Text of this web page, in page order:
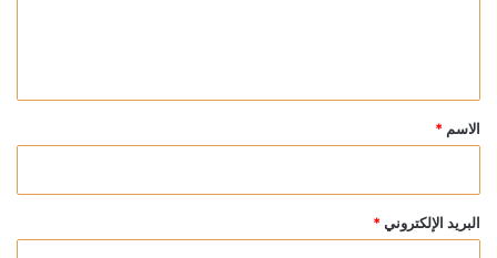
*
الاسم *
البريد الإلكتروني *